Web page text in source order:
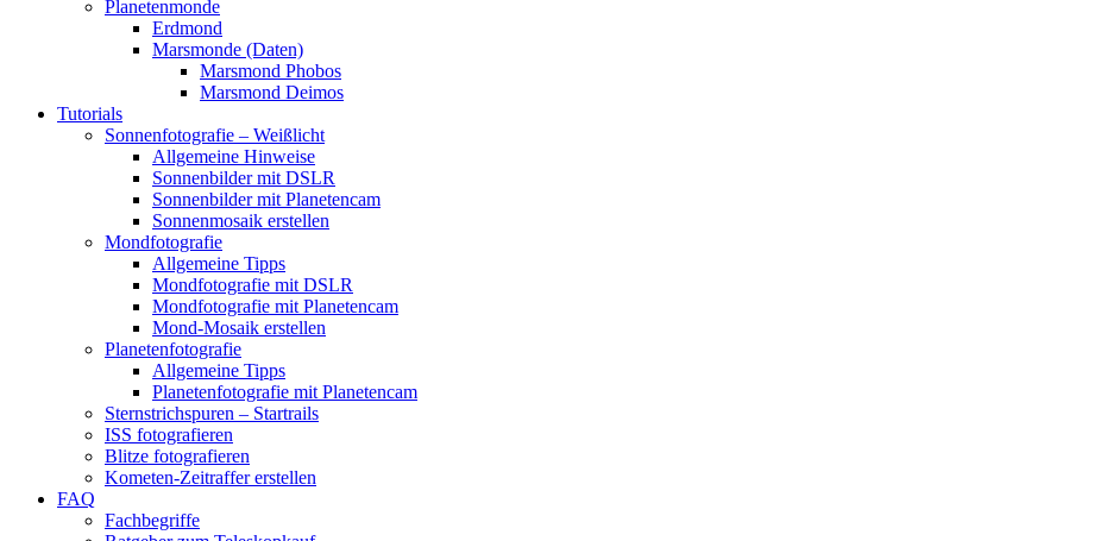
Planetenmonde
Erdmond
Marsmonde (Daten)
Marsmond Phobos
Marsmond Deimos
Tutorials
Sonnenfotografie – Weißlicht
Allgemeine Hinweise
Sonnenbilder mit DSLR
Sonnenbilder mit Planetencam
Sonnenmosaik erstellen
Mondfotografie
Allgemeine Tipps
Mondfotografie mit DSLR
Mondfotografie mit Planetencam
Mond-Mosaik erstellen
Planetenfotografie
Allgemeine Tipps
Planetenfotografie mit Planetencam
Sternstrichspuren – Startrails
ISS fotografieren
Blitze fotografieren
Kometen-Zeitraffer erstellen
FAQ
Fachbegriffe